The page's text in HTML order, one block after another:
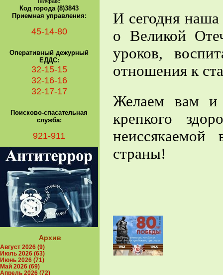
И сегодня наша
о Великой
уроков,
отношения к
Желаем вам
крепкого
страны!
Код города (8)3843
Приемная управления:
45-14-80
Оперативный дежурный
ЕДДС:
32-15-15
32-16-16
32-17-17
Поисково-спасательная
служба:
921-911
Архив
Август 2026 (9)
Июль 2026 (63)
Июнь 2026 (71)
Май 2026 (69)
Апрель 2026 (72)